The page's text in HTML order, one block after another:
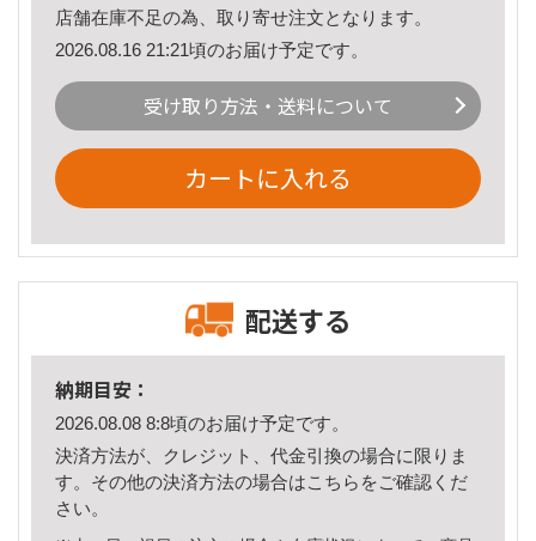
店舗在庫不足の為、取り寄せ注文となります。
2026.08.16 21:21頃のお届け予定です。
受け取り方法・送料について
カートに入れる
配送する
納期目安：
2026.08.08 8:8頃のお届け予定です。
決済方法が、クレジット、代金引換の場合に限りま
す。その他の決済方法の場合はこちら をご確認くだ
さい。